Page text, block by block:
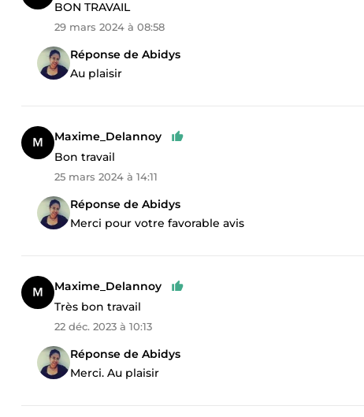
BON TRAVAIL
29 mars 2024 à 08:58
Réponse de Abidys
Au plaisir
Maxime_Delannoy
Bon travail
25 mars 2024 à 14:11
Réponse de Abidys
Merci pour votre favorable avis
Maxime_Delannoy
Très bon travail
22 déc. 2023 à 10:13
Réponse de Abidys
Merci. Au plaisir